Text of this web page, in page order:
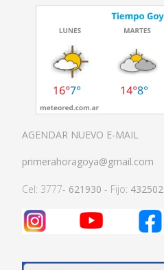
AGENDAR NUEVO E-MAIL
primerahoragoya@gmail.com
Cel: 3777- 621930 - Fijo: 432502